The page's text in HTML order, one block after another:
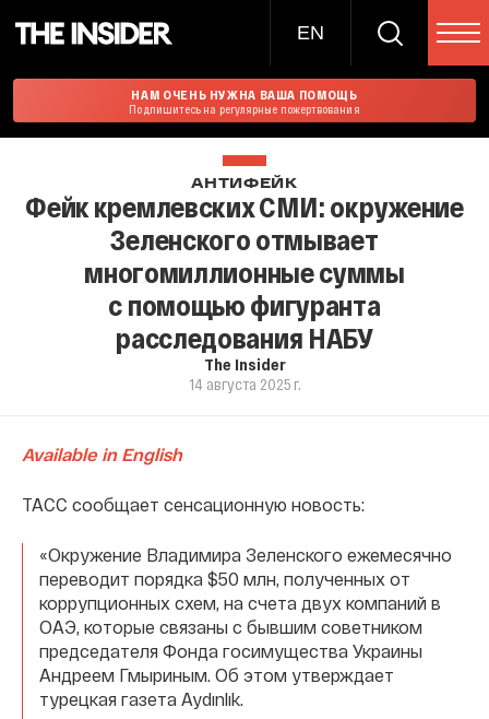
EN
НАМ ОЧЕНЬ НУЖНА ВАША ПОМОЩЬ
Подпишитесь на регулярные пожертвования
АНТИФЕЙК
Фейк кремлевских СМИ: окружение
Зеленского отмывает
многомиллионные суммы
с помощью фигуранта
расследования НАБУ
The Insider
14 августа 2025 г.
Available in English
ТАСС сообщает сенсационную новость:
«Окружение Владимира Зеленского ежемесячно
переводит порядка $50 млн, полученных от
коррупционных схем, на счета двух компаний в
ОАЭ, которые связаны с бывшим советником
председателя Фонда госимущества Украины
Андреем Гмыриным. Об этом утверждает
турецкая газета Aydınlık.